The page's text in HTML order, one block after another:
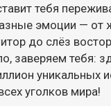
тебя
эмоции — от
до слёз
заверяем тебя:
уникальных
уголков мира!